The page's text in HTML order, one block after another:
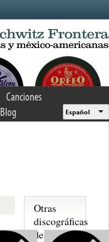
Canciones
Blog Español
Otras
discográficas
de nota ...